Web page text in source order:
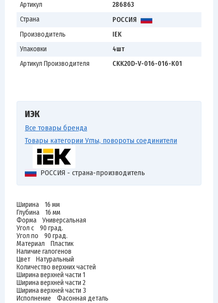
Артикул
286863
Страна
РОССИЯ
Производитель
IEK
Упаковки
4шт
Артикул Производителя
CKK20D-V-016-016-K01
ИЭК
Все товары бренда
Товары категории Углы, повороты соединители
РОССИЯ - страна-производитель
Ширина 16 мм
Глубина 16 мм
Форма Универсальная
Угол с 90 град.
Угол по 90 град.
Материал Пластик
Наличие галогенов
Цвет Натуральный
Количество верхних частей
Ширина верхней части 1
Ширина верхней части 2
Ширина верхней части 3
Исполнение Фасонная деталь